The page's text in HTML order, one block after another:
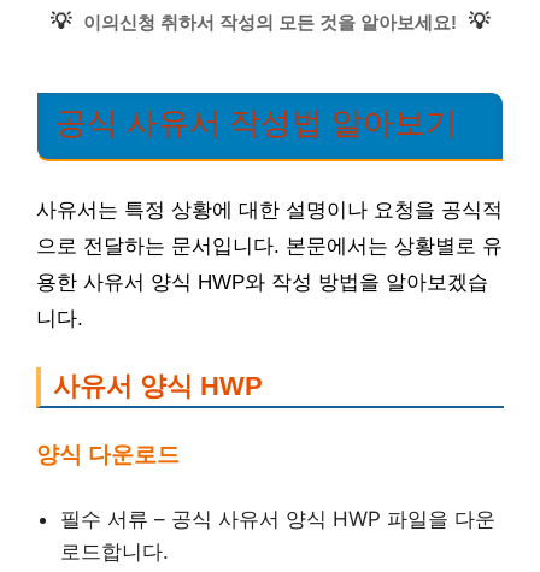
💡 이의신청 취하서 작성의 모든 것을 알아보세요! 💡
공식 사유서 작성법 알아보기
사유서는 특정 상황에 대한 설명이나 요청을 공식적
으로 전달하는 문서입니다. 본문에서는 상황별로 유
용한 사유서 양식 HWP와 작성 방법을 알아보겠습
니다.
사유서 양식 HWP
양식 다운로드
필수 서류 – 공식 사유서 양식 HWP 파일을 다운
로드합니다.